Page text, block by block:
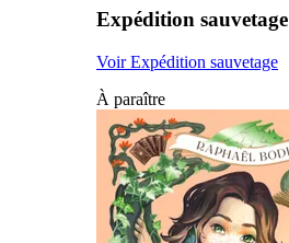
Expédition sauvetage
Voir Expédition sauvetage
À paraître